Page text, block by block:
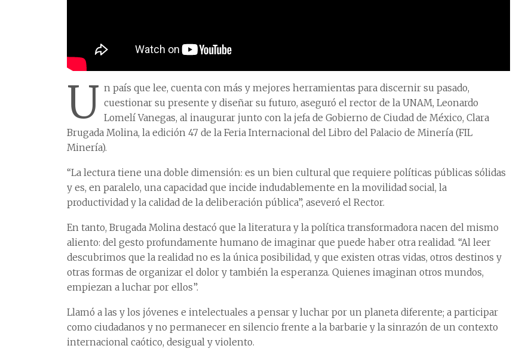
U n país que lee, cuenta con más y mejores herramientas para discernir su pasado,
cuestionar su presente y diseñar su futuro, aseguró el rector de la UNAM, Leonardo
Lomelí Vanegas, al inaugurar junto con la jefa de Gobierno de Ciudad de México, Clara
Brugada Molina, la edición 47 de la Feria Internacional del Libro del Palacio de Minería (FIL
Minería).
“La lectura tiene una doble dimensión: es un bien cultural que requiere políticas públicas sólidas
y es, en paralelo, una capacidad que incide indudablemente en la movilidad social, la
productividad y la calidad de la deliberación pública”, aseveró el Rector.
En tanto, Brugada Molina destacó que la literatura y la política transformadora nacen del mismo
aliento: del gesto profundamente humano de imaginar que puede haber otra realidad. “Al leer
descubrimos que la realidad no es la única posibilidad, y que existen otras vidas, otros destinos y
otras formas de organizar el dolor y también la esperanza. Quienes imaginan otros mundos,
empiezan a luchar por ellos”.
Llamó a las y los jóvenes e intelectuales a pensar y luchar por un planeta diferente; a participar
como ciudadanos y no permanecer en silencio frente a la barbarie y la sinrazón de un contexto
internacional caótico, desigual y violento.